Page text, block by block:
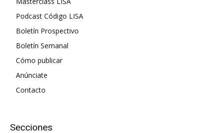
Podcast Código LISA
Boletín Prospectivo
Boletín Semanal
Cómo publicar
Anúnciate
Contacto
Secciones